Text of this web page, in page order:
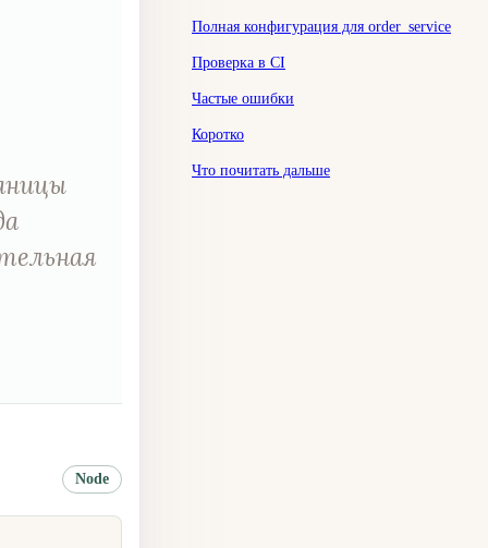
Node
Полная конфигурация для order_service
Проверка в CI
Частые ошибки
Коротко
Что почитать дальше